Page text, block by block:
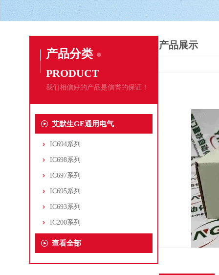
产品分类
PRODUCT
我们相信好的产品是信誉的保证！
艾默生GE通用电气
IC694系列
IC698系列
IC697系列
IC695系列
IC693系列
IC200系列
查看全部
产品展示